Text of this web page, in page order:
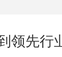
领先行